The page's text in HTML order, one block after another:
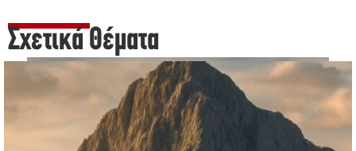
Σχετικά Θέματα